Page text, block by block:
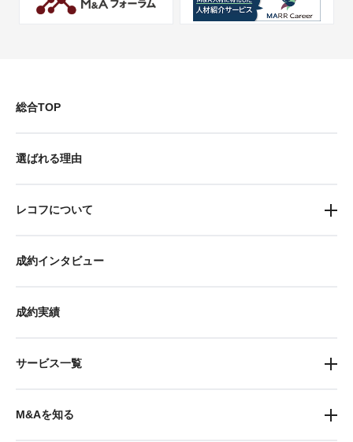
総合TOP
選ばれる理由
レコフについて
成約インタビュー
成約実績
サービス一覧
M&Aを知る